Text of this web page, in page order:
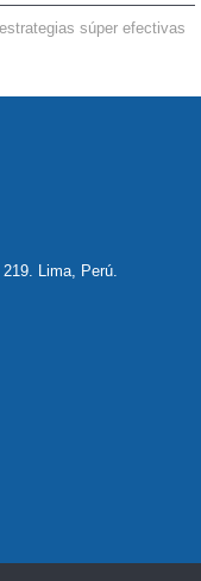
súper efectivas
Lima, Perú.